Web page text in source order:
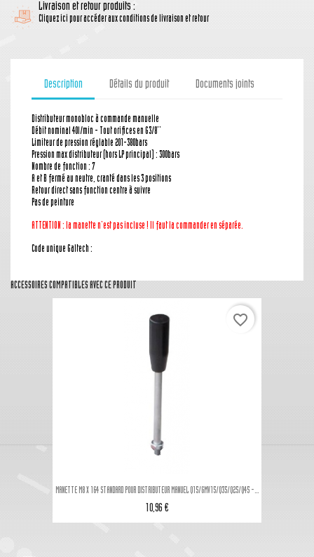
Livraison et retour produits :
Cliquez ici pour accéder aux conditions de livraison et retour
Description Détails du produit Documents joints
Distributeur monobloc à commande manuelle
Débit nominal 40l/min - Tout orifices en G3/8''
Limiteur de pression réglable 201-380bars
Pression max distributeur (hors LP principal) : 300bars
Nombre de fonction : 7
A et B fermé au neutre, cranté dans les 3 positions
Retour direct sans fonction centre à suivre
Pas de peinture
ATTENTION : la manette n'est pas incluse ! Il faut la commander en séparée.
Code unique Galtech :
ACCESSOIRES COMPATIBLES AVEC CE PRODUIT
MANETTE M8 X 164 STANDARD POUR DISTRIBUTEUR MANUEL Q15/GMV15/Q35/Q25/Q45 -...
10,96 €
favorite_border